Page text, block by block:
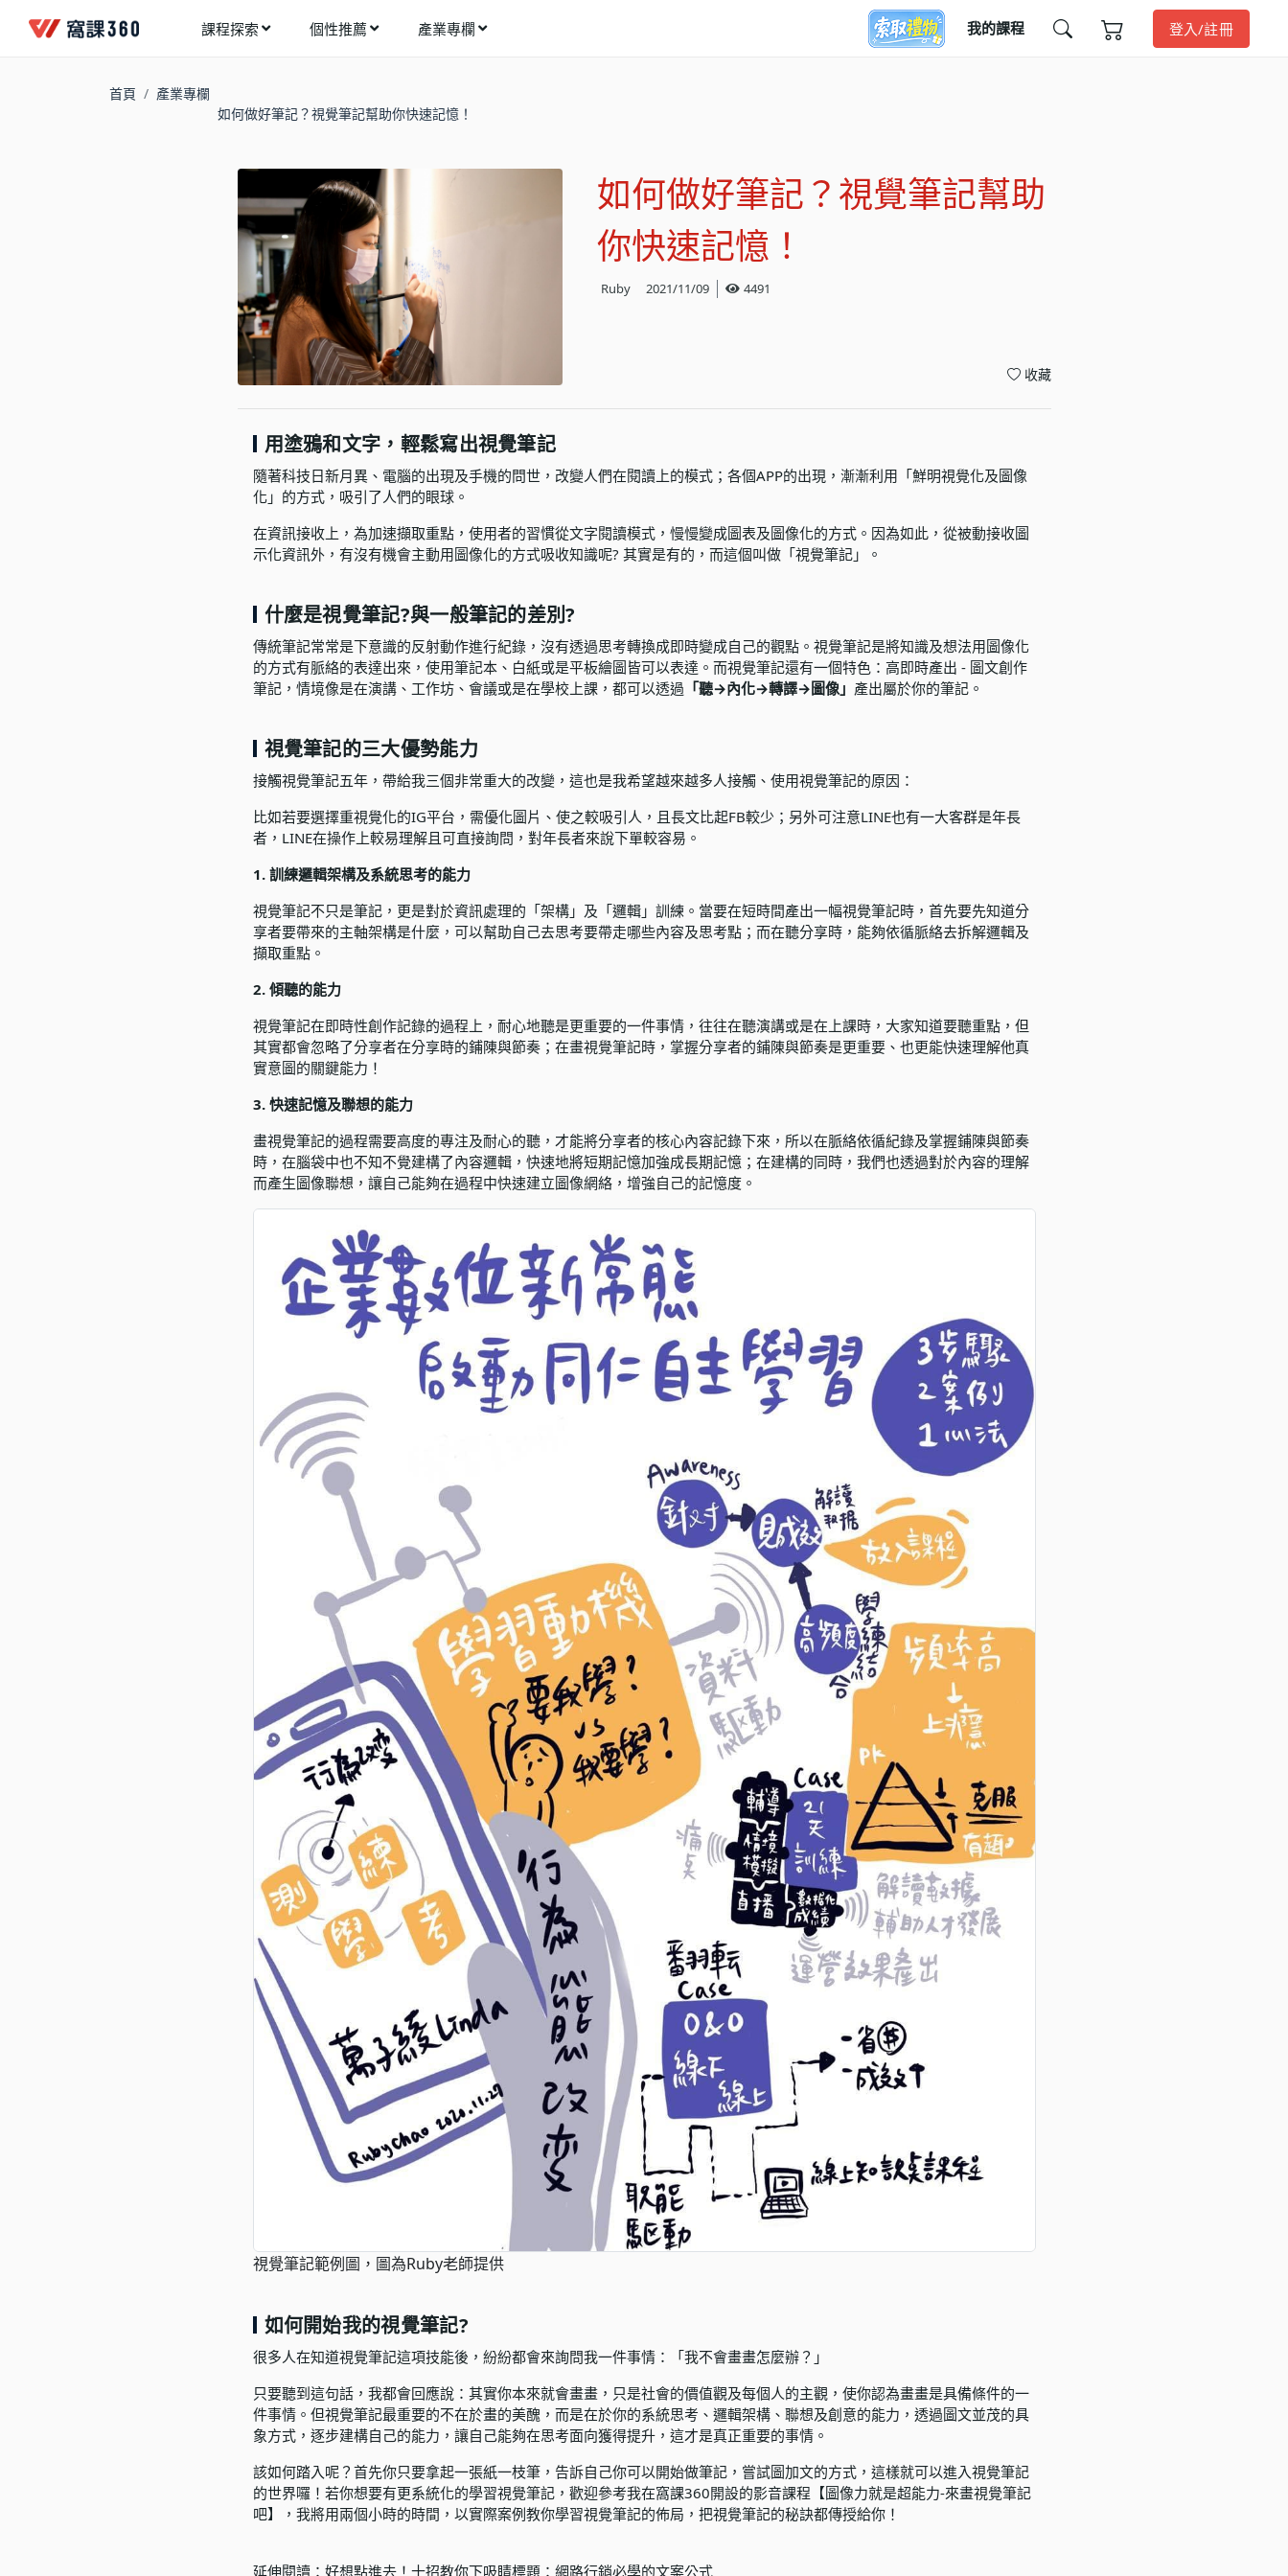
課程探索
手機APP開發
健康生活
程式與資料庫
視覺設計
電繪與手繪
網頁設計
網路行銷
語言學習
影視特效
辦公室應用
所有課程
免費課程
個性推薦
架構師
領航者
溝通者
執行者
生活家
產業專欄
影像動畫
設計應用
健康生活
理財投資
所有專欄
我的課程 登入/註冊
今天想要學什麼?
首頁
產業專欄
如何做好筆記？視覺筆記幫助你快速記憶！
如何做好筆記？視覺筆記幫助
你快速記憶！
Ruby 2021/11/09 4491
收藏
用塗鴉和文字，輕鬆寫出視覺筆記
隨著科技日新月異、電腦的出現及手機的問世，改變人們在閱讀上的模式；各個APP的出現，漸漸利用「鮮明視覺化及圖像
化」的方式，吸引了人們的眼球。
在資訊接收上，為加速擷取重點，使用者的習慣從文字閱讀模式，慢慢變成圖表及圖像化的方式。因為如此，從被動接收圖
示化資訊外，有沒有機會主動用圖像化的方式吸收知識呢? 其實是有的，而這個叫做「視覺筆記」。
什麼是視覺筆記?與一般筆記的差別?
傳統筆記常常是下意識的反射動作進行紀錄，沒有透過思考轉換成即時變成自己的觀點。視覺筆記是將知識及想法用圖像化
的方式有脈絡的表達出來，使用筆記本、白紙或是平板繪圖皆可以表達。而視覺筆記還有一個特色：高即時產出 - 圖文創作
筆記，情境像是在演講、工作坊、會議或是在學校上課，都可以透過 「聽→內化→轉譯→圖像」 產出屬於你的筆記。
視覺筆記的三大優勢能力
接觸視覺筆記五年，帶給我三個非常重大的改變，這也是我希望越來越多人接觸、使用視覺筆記的原因：
比如若要選擇重視覺化的IG平台，需優化圖片、使之較吸引人，且長文比起FB較少；另外可注意LINE也有一大客群是年長
者，LINE在操作上較易理解且可直接詢問，對年長者來說下單較容易。
1. 訓練邏輯架構及系統思考的能力
視覺筆記不只是筆記，更是對於資訊處理的「架構」及「邏輯」訓練。當要在短時間產出一幅視覺筆記時，首先要先知道分
享者要帶來的主軸架構是什麼，可以幫助自己去思考要帶走哪些內容及思考點；而在聽分享時，能夠依循脈絡去拆解邏輯及
擷取重點。
2. 傾聽的能力
視覺筆記在即時性創作記錄的過程上，耐心地聽是更重要的一件事情，往往在聽演講或是在上課時，大家知道要聽重點，但
其實都會忽略了分享者在分享時的鋪陳與節奏；在畫視覺筆記時，掌握分享者的鋪陳與節奏是更重要、也更能快速理解他真
實意圖的關鍵能力！
3. 快速記憶及聯想的能力
畫視覺筆記的過程需要高度的專注及耐心的聽，才能將分享者的核心內容記錄下來，所以在脈絡依循紀錄及掌握鋪陳與節奏
時，在腦袋中也不知不覺建構了內容邏輯，快速地將短期記憶加強成長期記憶；在建構的同時，我們也透過對於內容的理解
而產生圖像聯想，讓自己能夠在過程中快速建立圖像網絡，增強自己的記憶度。
視覺筆記範例圖，圖為Ruby老師提供
如何開始我的視覺筆記?
很多人在知道視覺筆記這項技能後，紛紛都會來詢問我一件事情：「我不會畫畫怎麼辦？」
只要聽到這句話，我都會回應說：其實你本來就會畫畫，只是社會的價值觀及每個人的主觀，使你認為畫畫是具備條件的一
件事情。但視覺筆記最重要的不在於畫的美醜，而是在於你的系統思考、邏輯架構、聯想及創意的能力，透過圖文並茂的具
象方式，逐步建構自己的能力，讓自己能夠在思考面向獲得提升，這才是真正重要的事情。
該如何踏入呢？首先你只要拿起一張紙一枝筆，告訴自己你可以開始做筆記，嘗試圖加文的方式，這樣就可以進入視覺筆記
的世界囉！若你想要有更系統化的學習視覺筆記，歡迎參考我在窩課360開設的影音課程 【圖像力就是超能力-來畫視覺筆記
吧】
，我將用兩個小時的時間，以實際案例教你學習視覺筆記的佈局，把視覺筆記的秘訣都傳授給你！
延伸閱讀： 好想點進去！十招教你下吸睛標題：網路行銷必學的文案公式